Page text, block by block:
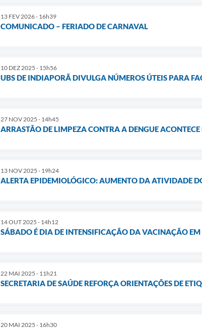
13 FEV 2026 - 16h39
COMUNICADO – FERIADO DE CARNAVAL
10 DEZ 2025 - 15h56
UBS DE INDIAPORÃ DIVULGA NÚMEROS ÚTEIS PARA
27 NOV 2025 - 14h45
ARRASTÃO DE LIMPEZA CONTRA A DENGUE
13 NOV 2025 - 19h24
ALERTA EPIDEMIOLÓGICO: AUMENTO DA ATIVIDADE
14 OUT 2025 - 14h12
SÁBADO É DIA DE INTENSIFICAÇÃO DA VACINAÇÃO
22 MAI 2025 - 11h21
SECRETARIA DE SAÚDE REFORÇA ORIENTAÇÕES DE
20 MAI 2025 - 16h30